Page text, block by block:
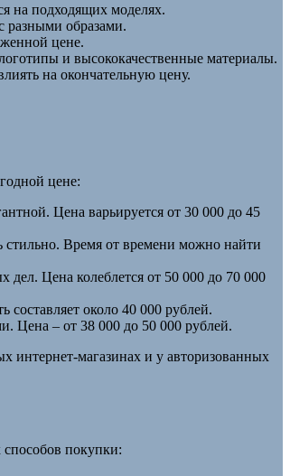
на подходящих моделях.
разными образами.
цене.
и высококачественные материалы.
на окончательную цену.
цене:
Цена варьируется от 30 000 до 45
стильно. Время от времени можно найти
Цена колеблется от 50 000 до 70 000
около 40 000 рублей.
Цена – от 38 000 до 50 000 рублей.
магазинах и у авторизованных
покупки: